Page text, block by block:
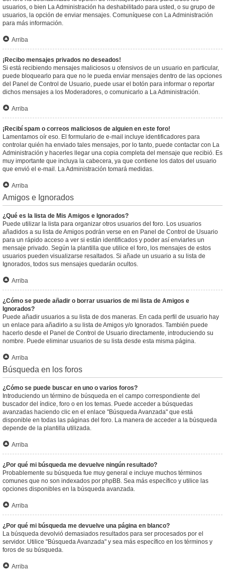
usuarios, o bien La Administración ha deshabilitado para usted, o su grupo de
usuarios, la opción de enviar mensajes. Comuníquese con La Administración
para más información.
Arriba
¡Recibo mensajes privados no deseados!
Si está recibiendo mensajes maliciosos u ofensivos de un usuario en particular,
puede bloquearlo para que no le pueda enviar mensajes dentro de las opciones
del Panel de Control de Usuario, puede usar el botón para informar o reportar
dichos mensajes a los Moderadores, o comunicarlo a La Administración.
Arriba
¡Recibí spam o correos maliciosos de alguien en este foro!
Lamentamos oír eso. El formulario de e-mail incluye identificadores para
controlar quién ha enviado tales mensajes, por lo tanto, puede contactar con La
Administración y hacerles llegar una copia completa del mensaje que recibió. Es
muy importante que incluya la cabecera, ya que contiene los datos del usuario
que envió el e-mail. La Administración tomará medidas.
Arriba
Amigos e Ignorados
¿Qué es la lista de Mis Amigos e Ignorados?
Puede utilizar la lista para organizar otros usuarios del foro. Los usuarios
añadidos a su lista de Amigos podrán verse en en Panel de Control de Usuario
para un rápido acceso a ver si están identificados y poder así enviarles un
mensaje privado. Según la plantilla que utilice el foro, los mensajes de estos
usuarios pueden visualizarse resaltados. Si añade un usuario a su lista de
Ignorados, todos sus mensajes quedarán ocultos.
Arriba
¿Cómo se puede añadir o borrar usuarios de mi lista de Amigos e
Ignorados?
Puede añadir usuarios a su lista de dos maneras. En cada perfil de usuario hay
un enlace para añadirlo a su lista de Amigos y/o Ignorados. También puede
hacerlo desde el Panel de Control de Usuario directamente, introduciendo su
nombre. Puede eliminar usuarios de su lista desde esta misma página.
Arriba
Búsqueda en los foros
¿Cómo se puede buscar en uno o varios foros?
Introduciendo un término de búsqueda en el campo correspondiente del
buscador del índice, foro o en los temas. Puede acceder a búsquedas
avanzadas haciendo clic en el enlace "Búsqueda Avanzada" que está
disponible en todas las páginas del foro. La manera de acceder a la búsqueda
depende de la plantilla utilizada.
Arriba
¿Por qué mi búsqueda me devuelve ningún resultado?
Probablemente su búsqueda fue muy general e incluye muchos términos
comunes que no son indexados por phpBB. Sea más específico y utilice las
opciones disponibles en la búsqueda avanzada.
Arriba
¿Por qué mi búsqueda me devuelve una página en blanco?
La búsqueda devolvió demasiados resultados para ser procesados por el
servidor. Utilice "Búsqueda Avanzada" y sea más específico en los términos y
foros de su búsqueda.
Arriba